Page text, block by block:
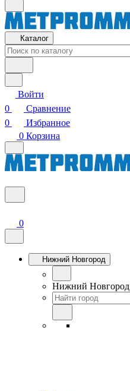
Каталог
Войти
0
Сравнение
0
Избранное
0 Корзина
0
Нижний Новгород
Нижний Новгород